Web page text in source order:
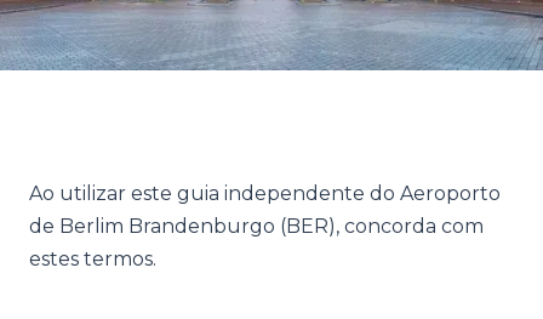
Ao utilizar este guia independente do Aeroporto
de Berlim Brandenburgo (BER), concorda com
estes termos.